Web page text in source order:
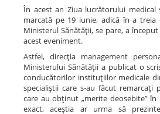
În acest an Ziua lucrătorului
marcată pe 19 iunie, adică în a
Ministerul Sănătăţii, se pare, a
acest eveniment.
Astfel, direcţia management
Ministerului Sănătăţii a publicat o
conducătorilor instituţiilor medicale
specialiştii care s-au făcut remarcaţi
care au obţinut „merite deosebite”
exact, aceştia ar urma să